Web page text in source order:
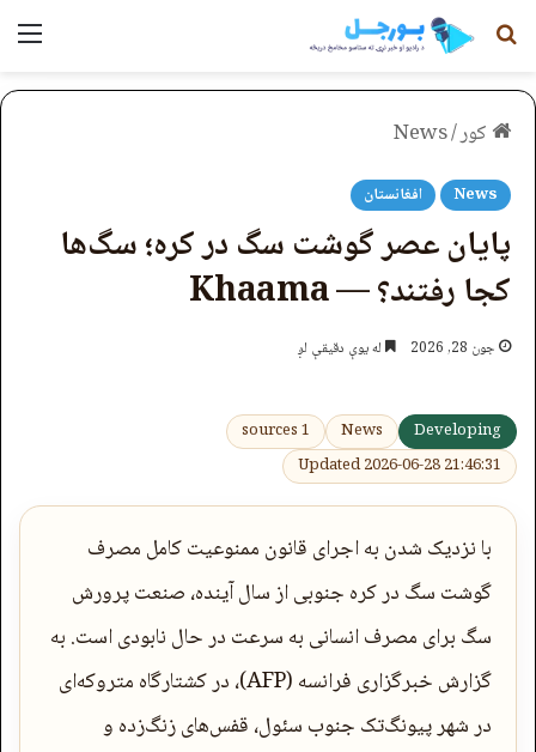
لټون
کور/
News
News افغانستان
پایان عصر گوشت سگ در کره؛ سگ‌ها
کجا رفتند؟ — Khaama
جون 28, 2026 له یوې دقیقې لږ
Developing
News
1 sources
Updated 2026-06-28 21:46:31
با نزدیک شدن به اجرای قانون ممنوعیت کامل مصرف
گوشت سگ در کره جنوبی از سال آینده، صنعت پرورش
سگ برای مصرف انسانی به سرعت در حال نابودی است. به
گزارش خبرگزاری فرانسه (AFP)، در کشتارگاه متروکه‌ای
در شهر پیونگ‌تک جنوب سئول، قفس‌های زنگ‌زده و